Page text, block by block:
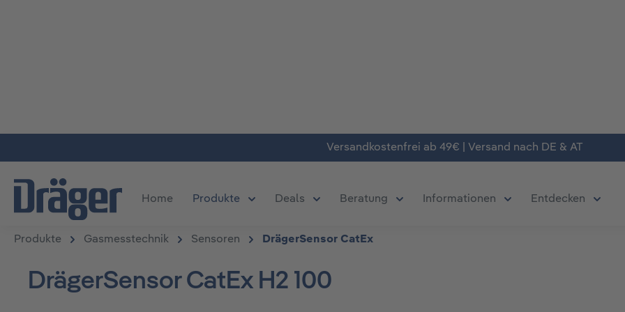
Versandkostenfrei ab 49€ | Versand nach DE & AT
Home Produkte
Öffne oder Schließe das Dropdown der Kategorie Produkte
Deals
Öffne oder Schließe das Dropdown der Kategorie Deals
Beratung Informationen
Öffne oder Schließe
Entdecken
Öffne
Produkte Gasmesstechnik Sensoren DrägerSensor CatEx
DrägerSensor CatEx H2 100